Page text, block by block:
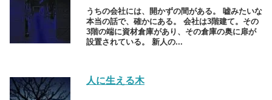
うちの会社には、開かずの間がある。 嘘みたいな
本当の話で、確かにある。 会社は3階建て。その
3階の端に資材倉庫があり、その倉庫の奥に扉が
設置されている。 新人の...
人に生える木